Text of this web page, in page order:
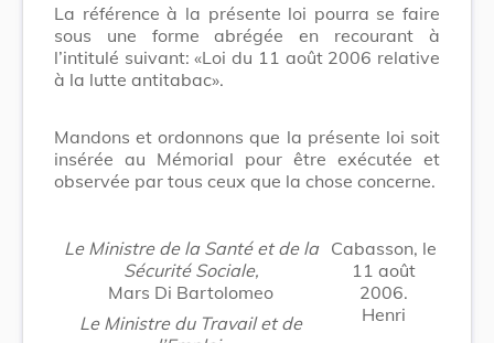
La référence à la présente loi pourra se faire
sous une forme abrégée en recourant à
l’intitulé suivant: «Loi du 11 août 2006 relative
à la lutte antitabac».
Mandons et ordonnons que la présente loi soit
insérée au Mémorial pour être exécutée et
observée par tous ceux que la chose concerne.
Le Ministre de la Santé et de la
Sécurité Sociale,
Mars Di Bartolomeo
Le Ministre du Travail et de
Cabasson, le
11 août
2006.
Henri